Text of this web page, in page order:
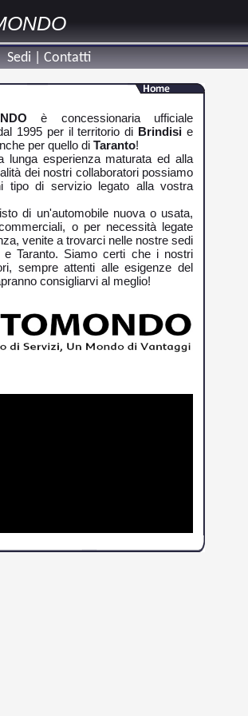
Sedi|Contatti
è concessionaria ufficiale
1995 per il territorio di Brindisi e
per quello di Taranto!
lunga esperienza maturata ed alla
dei nostri collaboratori possiamo
tipo di servizio legato alla vostra
di un'automobile nuova o usata,
o per necessità legate
venite a trovarci nelle nostre sedi
e Taranto. Siamo certi che i nostri
sempre attenti alle esigenze del
consigliarvi al meglio!